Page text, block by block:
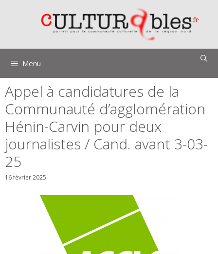
Menu
Appel à candidatures de la
Communauté d’agglomération
Hénin-Carvin pour deux
journalistes / Cand. avant 3-03-
25
16 février 2025